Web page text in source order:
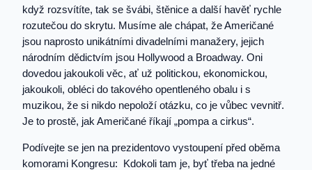
když rozsvítíte, tak se švábi, štěnice a další havěť rychle
rozutečou do skrytu. Musíme ale chápat, že Američané
jsou naprosto unikátními divadelními manažery, jejich
národním dědictvím jsou Hollywood a Broadway. Oni
dovedou jakoukoli věc, ať už politickou, ekonomickou,
jakoukoli, obléci do takového opentleného obalu i s
muzikou, že si nikdo nepoloží otázku, co je vůbec vevnitř.
Je to prostě, jak Američané říkají „pompa a cirkus“.
Podívejte se jen na prezidentovo vystoupení před oběma
komorami Kongresu: Kdokoli tam je, byť třeba na jedné